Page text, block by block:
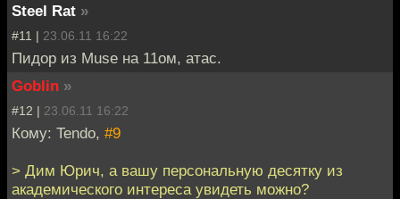
Steel Rat »
#11 | 23.06.11 16:22
Пидор из Muse на 11ом, атас.
Goblin »
#12 | 23.06.11 16:22
Кому: Tendo, #9
> Дим Юрич, а вашу персональную десятку из
академического интереса увидеть можно?